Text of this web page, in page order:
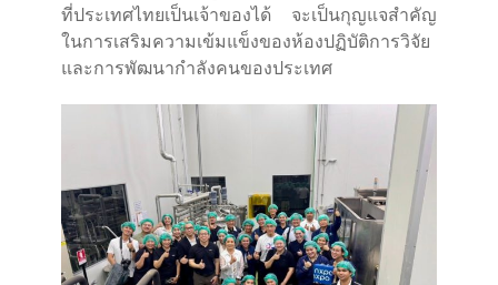
ที่ประเทศไทยเป็นเจ้าของได้ จะเป็นกุญแจสำคัญ
ในการเสริมความเข้มแข็งของห้องปฏิบัติการวิจัย
และการพัฒนากำลังคนของประเทศ